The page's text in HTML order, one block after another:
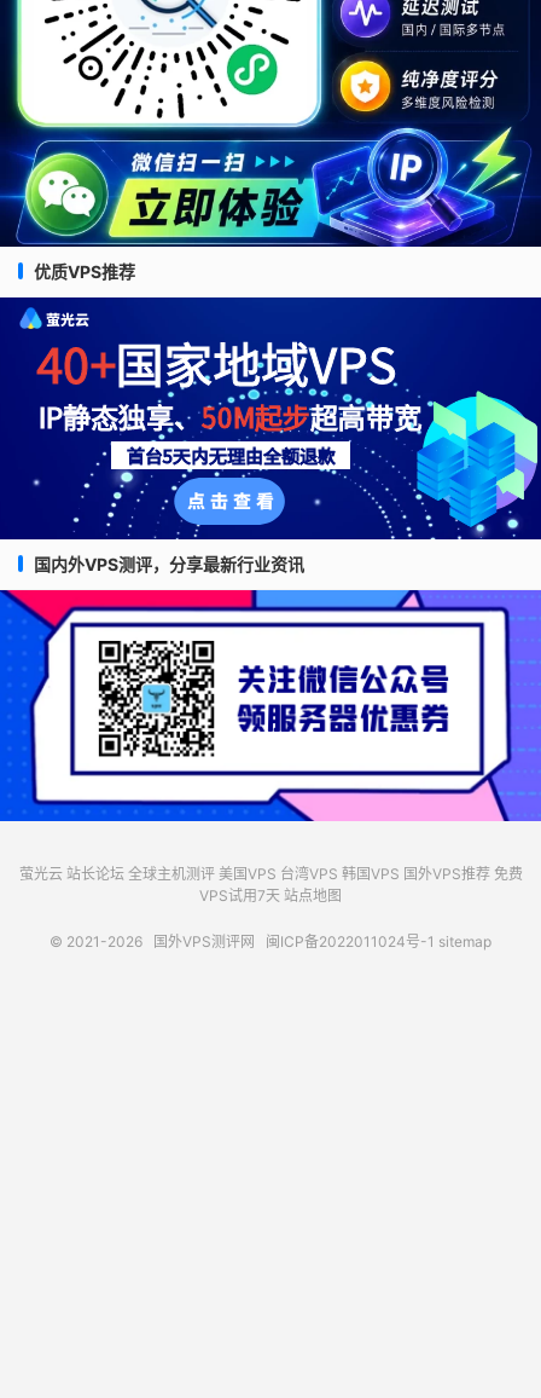
优质VPS推荐
国内外VPS测评，分享最新行业资讯
萤光云 站长论坛 全球主机测评 美国VPS 台湾VPS 韩国VPS 国外VPS推荐 免费
VPS试用7天 站点地图
© 2021-2026 国外VPS测评网 闽ICP备2022011024号-1 sitemap